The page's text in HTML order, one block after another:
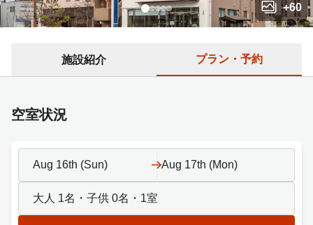
+60
施設紹介 プラン・予約
空室状況
Aug 16th (Sun) Aug 17th (Mon)
大人 1名・子供 0名・ 1室